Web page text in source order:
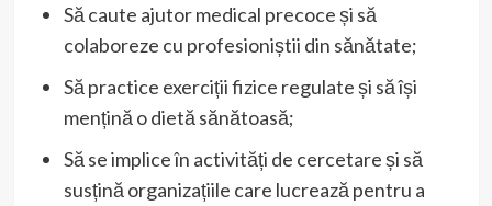
Să caute ajutor medical precoce și să
colaboreze cu profesioniștii din sănătate;
Să practice exerciții fizice regulate și să își
mențină o dietă sănătoasă;
Să se implice în activități de cercetare și să
susțină organizațiile care lucrează pentru a